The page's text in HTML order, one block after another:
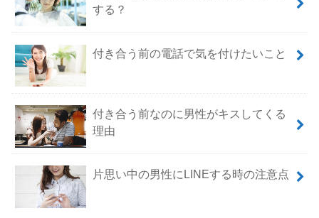
する？
付き合う前の電話で気を付けたいこと
付き合う前なのに男性がキスしてくる
理由
片思い中の男性にLINEする時の注意点